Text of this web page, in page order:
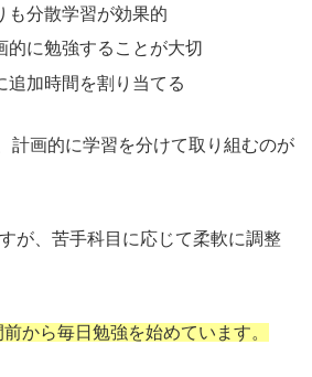
も分散学習が効果的
的に勉強することが大切
追加時間を割り当てる
計画的に学習を分けて取り組むのが
が、苦手科目に応じて柔軟に調整
から毎日勉強を始めています。